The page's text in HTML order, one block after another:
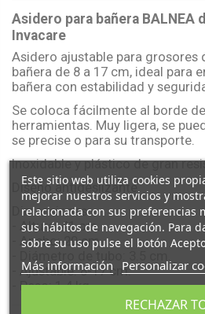
Asidero para bañera BALNEA
Invacare
Asidero ajustable para grosores
bañera de 8 a 17 cm, ideal para
bañera con estabilidad y
Se coloca fácilmente al borde
herramientas. Muy ligera, se
se precise o para su transporte.
Inoxidable y plástico de gran
Diseño antideslizante.
Dimensiones:
- Altura: 41 cm.
- Ancho: 20 cm.
- Ajustable: 8-17 cm.
- Peso: 1.4 kg.
Este sitio web utiliza cookies
mejorar nuestros servicios y
relacionada con sus preferencias
sus hábitos de navegación. Para
sobre su uso pulse el botón
Más información Personalizar
RECHAZAR